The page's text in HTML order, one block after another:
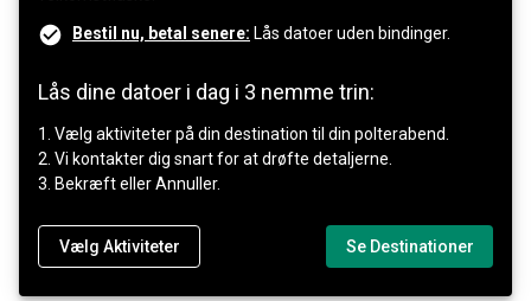
Bestil nu, betal senere: Lås datoer uden bindinger.
Lås dine datoer i dag i 3 nemme trin:
1. Vælg aktiviteter på din destination til din polterabend.
2. Vi kontakter dig snart for at drøfte detaljerne.
3. Bekræft eller Annuller.
Vælg Aktiviteter Se Destinationer